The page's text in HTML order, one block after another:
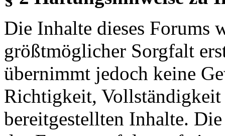
Die Inhalte dieses Forums
größtmöglicher Sorgfalt
übernimmt jedoch keine
Richtigkeit,
bereitgestellten Inhalte.